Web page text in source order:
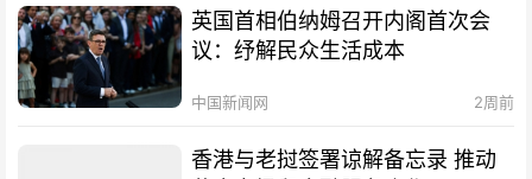
英国首相伯纳姆召开内阁首次会
议：纾解民众生活成本
中国新闻网 2周前
香港与老挝签署谅解备忘录 推动